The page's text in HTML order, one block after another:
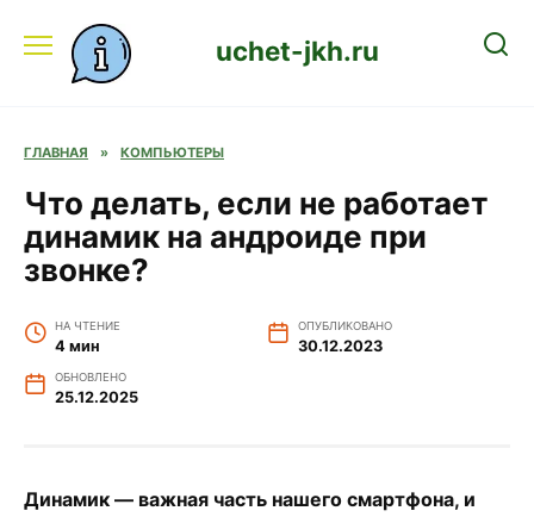
содержанию
uchet-jkh.ru
ГЛАВНАЯ » КОМПЬЮТЕРЫ
Что делать, если не работает
динамик на андроиде при
звонке?
НА ЧТЕНИЕ
4 мин
ОПУБЛИКОВАНО
30.12.2023
ОБНОВЛЕНО
25.12.2025
Динамик — важная часть нашего смартфона, и